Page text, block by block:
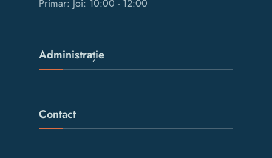
Primar: Joi: 10:00 - 12:00
Administrație
Contact